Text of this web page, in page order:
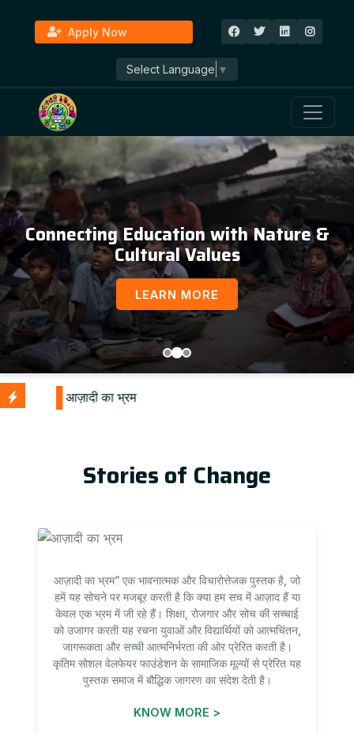
Apply Now
Select Language ▼
Connecting Education with Nature &
Cultural Values
LEARN MORE
Stories of Change
आज़ादी का भ्रम” एक भावनात्मक और विचारोत्तेजक पुस्तक है, जो
हमें यह सोचने पर मजबूर करती है कि क्या हम सच में आज़ाद हैं या
केवल एक भ्रम में जी रहे हैं। शिक्षा, रोजगार और सोच की सच्चाई
को उजागर करती यह रचना युवाओं और विद्यार्थियों को आत्मचिंतन,
जागरूकता और सच्ची आत्मनिर्भरता की ओर प्रेरित करती है।
कृतिम सोशल वेलफेयर फाउंडेशन के सामाजिक मूल्यों से प्रेरित यह
पुस्तक समाज में बौद्धिक जागरण का संदेश देती है।
KNOW MORE >